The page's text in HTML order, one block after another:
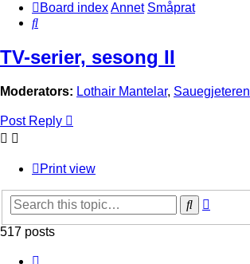
Board indexAnnet Småprat
Search
TV-serier, sesong II
Moderators: Lothair Mantelar, Sauegjeteren
Post Reply
Print view
Search
517 posts